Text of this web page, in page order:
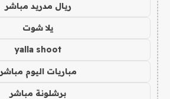
ريال مدريد مباشر
يلا شوت
yalla shoot
مباريات اليوم مباشر
برشلونة مباشر